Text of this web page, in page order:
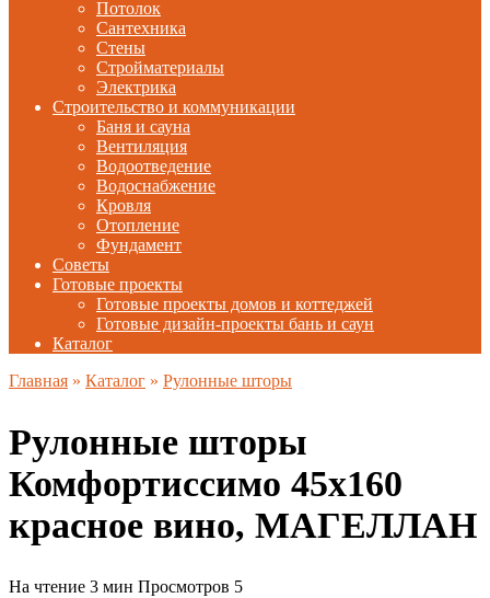
Потолок
Сантехника
Стены
Стройматериалы
Электрика
Строительство и коммуникации
Баня и сауна
Вентиляция
Водоотведение
Водоснабжение
Кровля
Отопление
Фундамент
Советы
Готовые проекты
Готовые проекты домов и коттеджей
Готовые дизайн-проекты бань и саун
Каталог
Главная » Каталог » Рулонные шторы
Рулонные шторы
Комфортиссимо 45х160
красное вино, МАГЕЛЛАН
На чтение 3 мин Просмотров 5